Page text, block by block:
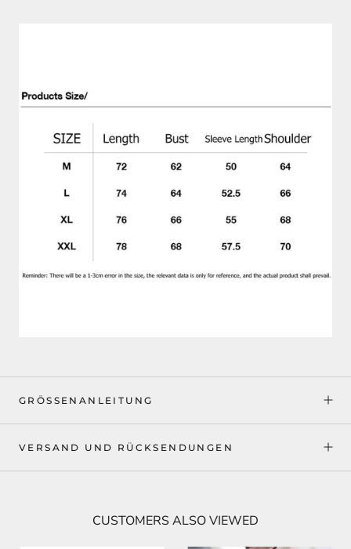
GRÖSSENANLEITUNG
VERSAND UND RÜCKSENDUNGEN
CUSTOMERS ALSO VIEWED